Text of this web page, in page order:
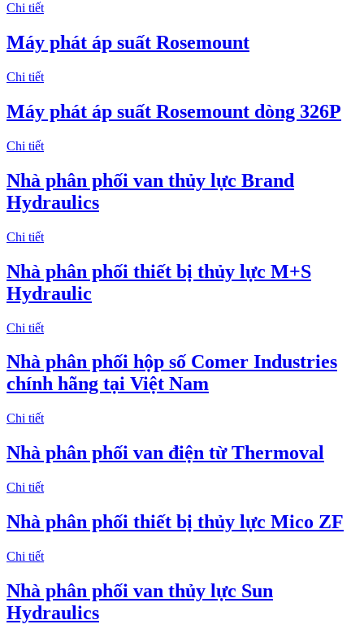
Chi tiết
Máy phát áp suất Rosemount
Chi tiết
Máy phát áp suất Rosemount dòng 326P
Chi tiết
Nhà phân phối van thủy lực Brand
Hydraulics
Chi tiết
Nhà phân phối thiết bị thủy lực M+S
Hydraulic
Chi tiết
Nhà phân phối hộp số Comer Industries
chính hãng tại Việt Nam
Chi tiết
Nhà phân phối van điện từ Thermoval
Chi tiết
Nhà phân phối thiết bị thủy lực Mico ZF
Chi tiết
Nhà phân phối van thủy lực Sun
Hydraulics